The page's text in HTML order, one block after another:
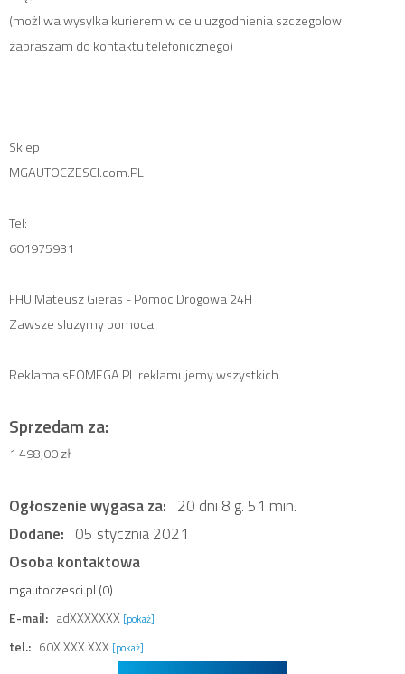
(możliwa wysylka kurierem w celu uzgodnienia szczegolow
zapraszam do kontaktu telefonicznego)
Sklep
MGAUTOCZESCI.com.PL
Tel:
601975931
FHU Mateusz Gieras - Pomoc Drogowa 24H
Zawsze sluzymy pomoca
Reklama sEOMEGA.PL reklamujemy wszystkich.
Sprzedam za:
1 498,00 zł
Ogłoszenie wygasa za: 20 dni 8 g. 51 min.
Dodane: 05 stycznia 2021
Osoba kontaktowa
mgautoczesci.pl (0)
E-mail: adXXXXXXX [pokaż]
tel.: 60X XXX XXX [pokaż]